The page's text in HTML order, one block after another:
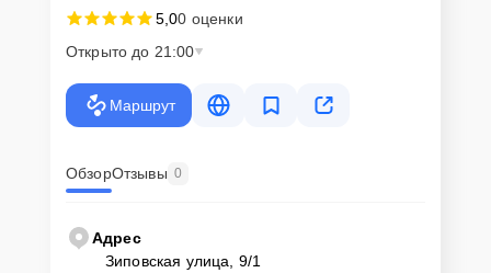
5,00 оценки
Открыто до 21:00
Маршрут
ОбзорОтзывы 0
Адрес
Зиповская улица, 9/1